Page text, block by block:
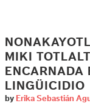
MIKI
ENCARNADA
LINGÜICIDIO
by Erika Sebastián